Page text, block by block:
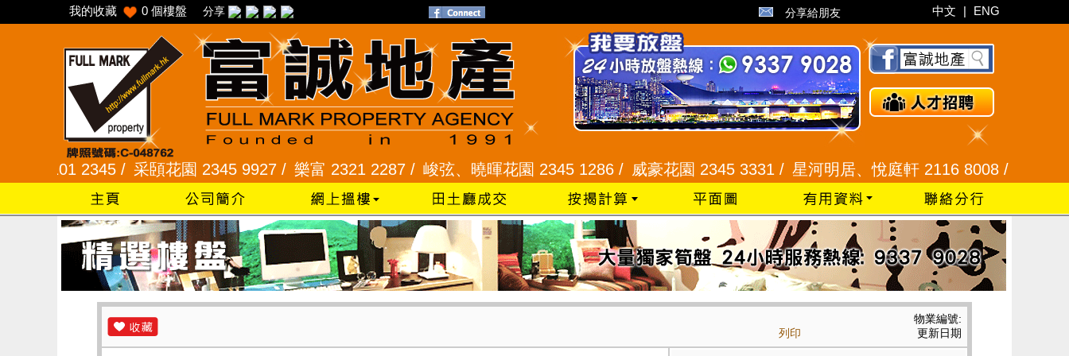
我的收藏 0 個樓盤 分享 分享給朋友 中文 | ENG
8101 2345 /采頣花園 2345 9927 /樂富 2321 2287 /峻弦、曉暉花園 2345 1286 /威豪花園 2345 3331 /星河明居、悅庭軒 2116 8008 /現崇山、
列印
物業編號:
更新日期